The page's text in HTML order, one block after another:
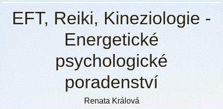
EFT, Reiki, Kineziologie -
Energetické
psychologické
poradenství
Renata Králová